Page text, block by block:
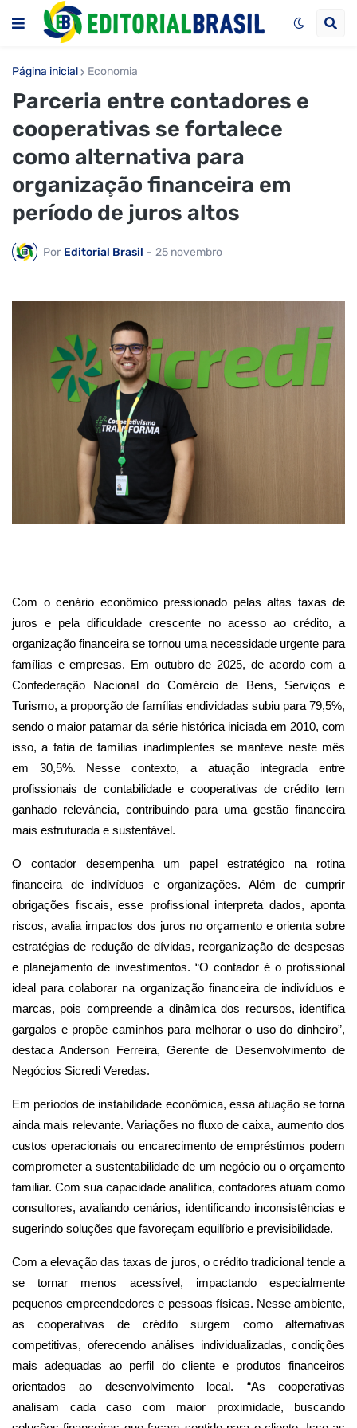
Página inicial Economia
Parceria entre contadores e
cooperativas se fortalece
como alternativa para
organização financeira em
período de juros altos
Por Editorial Brasil - 25 novembro
Com o cenário econômico pressionado pelas altas taxas de
juros e pela dificuldade crescente no acesso ao crédito, a
organização financeira se tornou uma necessidade urgente para
famílias e empresas. Em outubro de 2025, de acordo com a
Confederação Nacional do Comércio de Bens, Serviços e
Turismo, a proporção de famílias endividadas subiu para 79,5%,
sendo o maior patamar da série histórica iniciada em 2010, com
isso, a fatia de famílias inadimplentes se manteve neste mês
em 30,5%. Nesse contexto, a atuação integrada entre
profissionais de contabilidade e cooperativas de crédito tem
ganhado relevância, contribuindo para uma gestão financeira
mais estruturada e sustentável.
O contador desempenha um papel estratégico na rotina
financeira de indivíduos e organizações. Além de cumprir
obrigações fiscais, esse profissional interpreta dados, aponta
riscos, avalia impactos dos juros no orçamento e orienta sobre
estratégias de redução de dívidas, reorganização de despesas
e planejamento de investimentos. “O contador é o profissional
ideal para colaborar na organização financeira de indivíduos e
marcas, pois compreende a dinâmica dos recursos, identifica
gargalos e propõe caminhos para melhorar o uso do dinheiro”,
destaca Anderson Ferreira, Gerente de Desenvolvimento de
Negócios Sicredi Veredas.
Em períodos de instabilidade econômica, essa atuação se torna
ainda mais relevante. Variações no fluxo de caixa, aumento dos
custos operacionais ou encarecimento de empréstimos podem
comprometer a sustentabilidade de um negócio ou o orçamento
familiar. Com sua capacidade analítica, contadores atuam como
consultores, avaliando cenários, identificando inconsistências e
sugerindo soluções que favoreçam equilíbrio e previsibilidade.
Com a elevação das taxas de juros, o crédito tradicional tende a
se tornar menos acessível, impactando especialmente
pequenos empreendedores e pessoas físicas. Nesse ambiente,
as cooperativas de crédito surgem como alternativas
competitivas, oferecendo análises individualizadas, condições
mais adequadas ao perfil do cliente e produtos financeiros
orientados ao desenvolvimento local. “As cooperativas
analisam cada caso com maior proximidade, buscando